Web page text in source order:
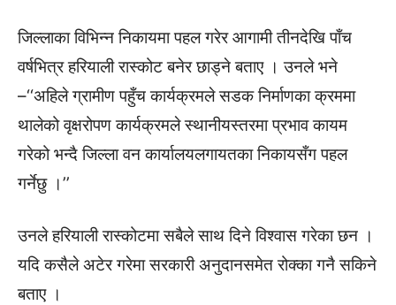
जिल्लाका विभिन्न निकायमा पहल गरेर आगामी तीनदेखि पाँच
वर्षभित्र हरियाली रास्कोट बनेर छाड्ने बताए । उनले भने
–‘‘अहिले ग्रामीण पहुँच कार्यक्रमले सडक निर्माणका क्रममा
थालेको वृक्षरोपण कार्यक्रमले स्थानीयस्तरमा प्रभाव कायम
गरेको भन्दै जिल्ला वन कार्यालयलगायतका निकायसँग पहल
गर्नेछु ।’’
उनले हरियाली रास्कोटमा सबैले साथ दिने विश्वास गरेका छन ।
यदि कसैले अटेर गरेमा सरकारी अनुदानसमेत रोक्का गनै सकिने
बताए ।